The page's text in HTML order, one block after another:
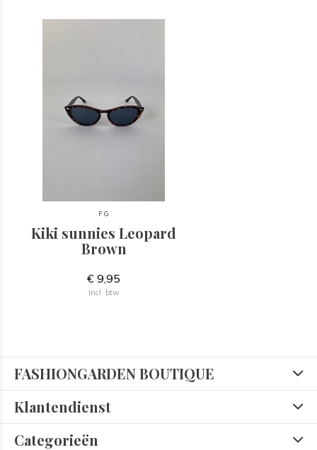
FG
Kiki sunnies Leopard
Brown
€ 9,95
Incl. btw
FASHIONGARDEN BOUTIQUE
Klantendienst
Categorieën